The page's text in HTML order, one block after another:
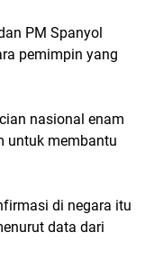
PM Spanyol
pemimpin yang
nasional enam
untuk membantu
di negara itu
data dari